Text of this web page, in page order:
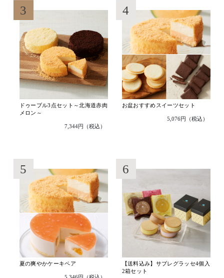
フ
を
贈
れ
る
で
す。
3
ドゥーブル3点セット～北海道赤肉
メロン～
7,344円（税込）
4
お盆おすすめスイーツセット
5,076円（税込）
5
夏の爽やかケーキペア
6
【送料込み】サブレグラッセ4個入
2箱セット